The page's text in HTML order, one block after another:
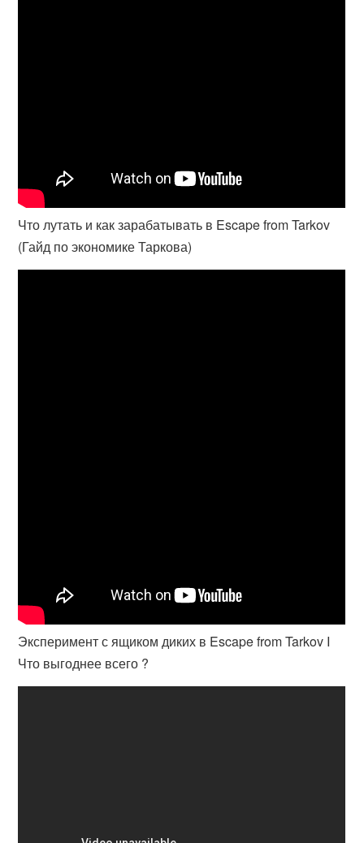
Что лутать и как зарабатывать в Escape from Tarkov
(Гайд по экономике Таркова)
Эксперимент с ящиком диких в Escape from Tarkov I
Что выгоднее всего ?